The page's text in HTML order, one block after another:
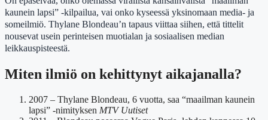
kaunein lapsi” -kilpailua, vai onko kyseessä yksinomaan media- ja
someilmiö. Thylane Blondeau’n tapaus viittaa siihen, että tittelit
nousevat usein perinteisen muotialan ja sosiaalisen median
leikkauspisteestä.
Miten ilmiö on kehittynyt aikajanalla?
2007 – Thylane Blondeau, 6 vuotta, saa “maailman kaunein
lapsi” -nimityksen MTV Uutiset